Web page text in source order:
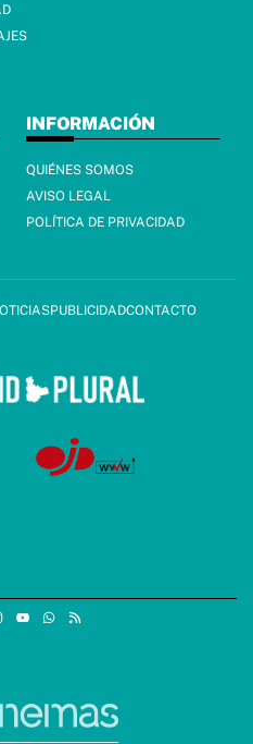
INFORMACIÓN
QUIÉNES SOMOS
AVISO LEGAL
POLÍTICA DE PRIVACIDAD
PUBLICIDADCONTACTO
InstagramWhatsapp